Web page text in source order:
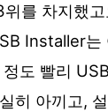
를 차지했
Installer는
도 빨리
히 아끼고,